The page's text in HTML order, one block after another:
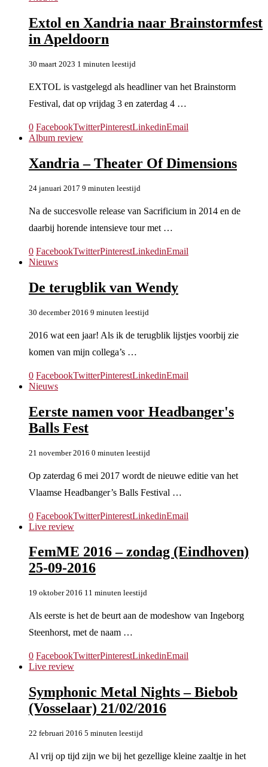
Extol en Xandria naar Brainstormfest
in Apeldoorn
30 maart 2023 1 minuten leestijd
EXTOL is vastgelegd als headliner van het Brainstorm
Festival, dat op vrijdag 3 en zaterdag 4 …
0 FacebookTwitterPinterestLinkedinEmail
Album review
Xandria – Theater Of Dimensions
24 januari 2017 9 minuten leestijd
Na de succesvolle release van Sacrificium in 2014 en de
daarbij horende intensieve tour met …
0 FacebookTwitterPinterestLinkedinEmail
Nieuws
De terugblik van Wendy
30 december 2016 9 minuten leestijd
2016 wat een jaar! Als ik de terugblik lijstjes voorbij zie
komen van mijn collega’s …
0 FacebookTwitterPinterestLinkedinEmail
Nieuws
Eerste namen voor Headbanger's
Balls Fest
21 november 2016 0 minuten leestijd
Op zaterdag 6 mei 2017 wordt de nieuwe editie van het
Vlaamse Headbanger’s Balls Festival …
0 FacebookTwitterPinterestLinkedinEmail
Live review
FemME 2016 – zondag (Eindhoven)
25-09-2016
19 oktober 2016 11 minuten leestijd
Als eerste is het de beurt aan de modeshow van Ingeborg
Steenhorst, met de naam …
0 FacebookTwitterPinterestLinkedinEmail
Live review
Symphonic Metal Nights – Biebob
(Vosselaar) 21/02/2016
22 februari 2016 5 minuten leestijd
Al vrij op tijd zijn we bij het gezellige kleine zaaltje in het